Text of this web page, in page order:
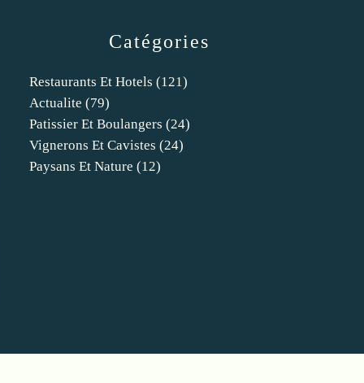
Catégories
Restaurants Et Hotels (121)
Actualite (79)
Patissier Et Boulangers (24)
Vignerons Et Cavistes (24)
Paysans Et Nature (12)